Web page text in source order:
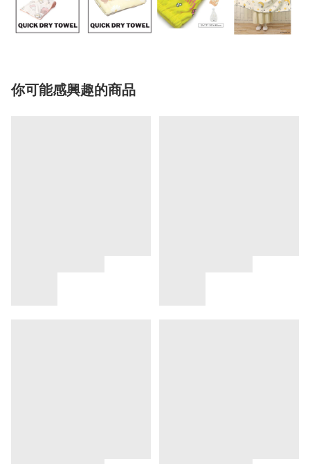
你可能感興趣的商品